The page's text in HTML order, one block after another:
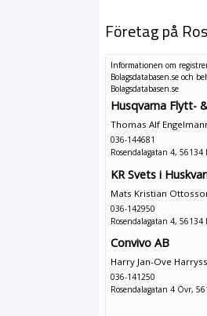
Företag på
Informationen om
Bolagsdatabasen.se och
Bolagsdatabasen.se
Husqvarna Flytt-
Thomas Alf
036-144681
Rosendalagatan 4, 56134
KR Svets i
Mats Kristian
036-142950
Rosendalagatan 4, 56134
Convivo AB
Harry Jan-Ove
036-141250
Rosendalagatan 4 Övr,